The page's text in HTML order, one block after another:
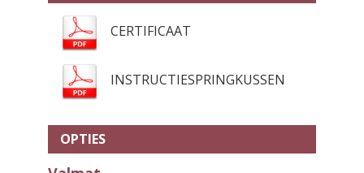
CERTIFICAAT
INSTRUCTIESPRINGKUSSEN
OPTIES